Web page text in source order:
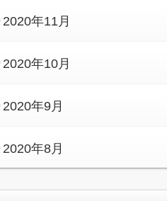
2020年11月
2020年10月
2020年9月
2020年8月